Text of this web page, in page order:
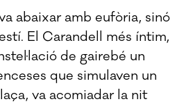
abaixar amb eufòria, sinó
El Carandell més íntim,
de gairebé un
que simulaven un
va acomiadar la nit